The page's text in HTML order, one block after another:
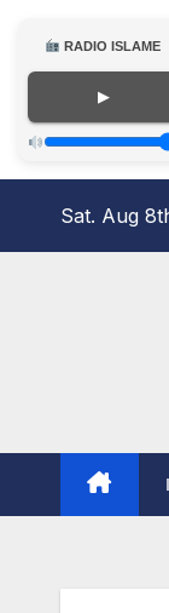
RADIO ISLAME
▶
Sat. Aug